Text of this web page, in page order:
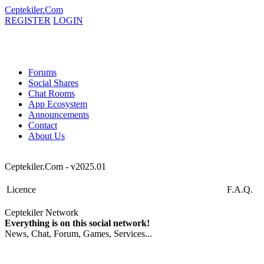
Ceptekiler.Com
REGISTER LOGIN
Forums
Social Shares
Chat Rooms
App Ecosystem
Announcements
Contact
About Us
Ceptekiler.Com - v2025.01
Licence F.A.Q.
Ceptekiler Network
Everything is on this social network!
News, Chat, Forum, Games, Services...